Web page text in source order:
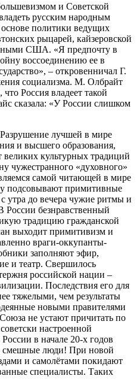
и Советской
русским народным
политики ведущих
рыцарей, кайзеровской
США. «Я предпочту в
воссоединению ее в
– откровенничал Г.
социализма. М. Олбрайт
Россия владеет такой
сказала: «У России слишком
Разрушение лучшей в мире
и высшего образования,
великих культурных традиций
чужестранного «духовного»
самой читающей в мире
подсовывают примитивные
утра до вечера чужие ритмы и
России безнравственный
традицию гражданской
выходит примитивизм и
враги-оккупанты-
заполняют эфир,
и театр. Свершилось
российской нации –
Последствия его для
тяжелыми, чем результаты
новыми правителями
не устают причитать по
настроенной
в начале 20-х годов
люди! При новой
и самолётами покидают
специалисты. Таких